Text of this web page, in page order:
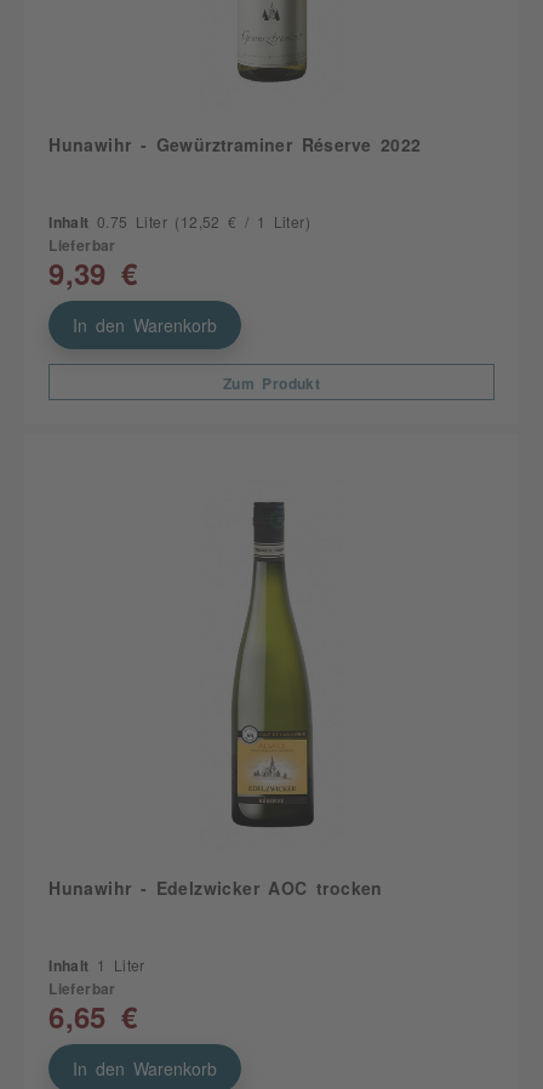
Hunawihr - Gewürztraminer Réserve 2022
Inhalt 0.75 Liter (12,52 € / 1 Liter)
Lieferbar
9,39 €
In den Warenkorb
Zum Produkt
Hunawihr - Edelzwicker AOC trocken
Inhalt 1 Liter
Lieferbar
6,65 €
In den Warenkorb